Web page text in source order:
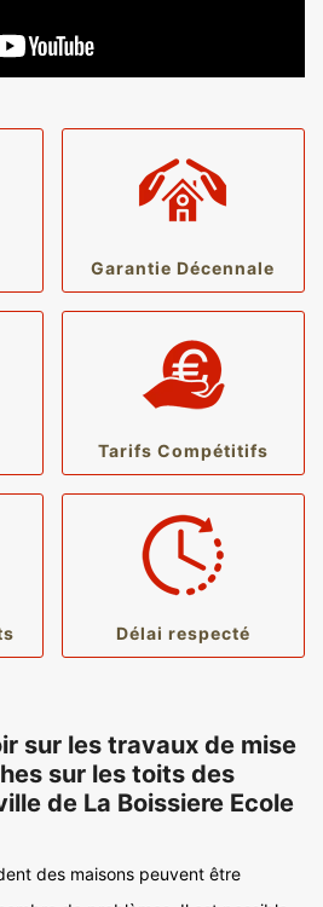
Garantie Décennale
Tarifs Compétitifs
Délai respecté
sur les travaux de mise
sur les toits des
de La Boissiere Ecole
des maisons peuvent être